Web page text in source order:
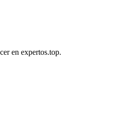
en expertos.top.